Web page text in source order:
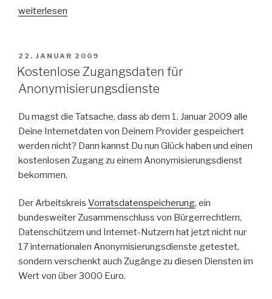
„Porsche:
nun
oder
nicht
Mobbing
oder
Medienkrieg?“
weiterlesen
VERÖFFENTLICHT
AM
22. JANUAR 2009
Kostenlose Zugangsdaten für
Anonymisierungsdienste
Du magst die Tatsache, dass ab dem 1. Januar 2009 alle
Deine Internetdaten von Deinem Provider gespeichert
werden nicht? Dann kannst Du nun Glück haben und einen
kostenlosen Zugang zu einem Anonymisierungsdienst
bekommen.
Der Arbeitskreis Vorratsdatenspeicherung, ein
bundesweiter Zusammenschluss von Bürgerrechtlern,
Datenschützern und Internet-Nutzern hat jetzt nicht nur
17 internationalen Anonymisierungsdienste getestet,
sondern verschenkt auch Zugänge zu diesen Diensten im
Wert von über 3000 Euro.